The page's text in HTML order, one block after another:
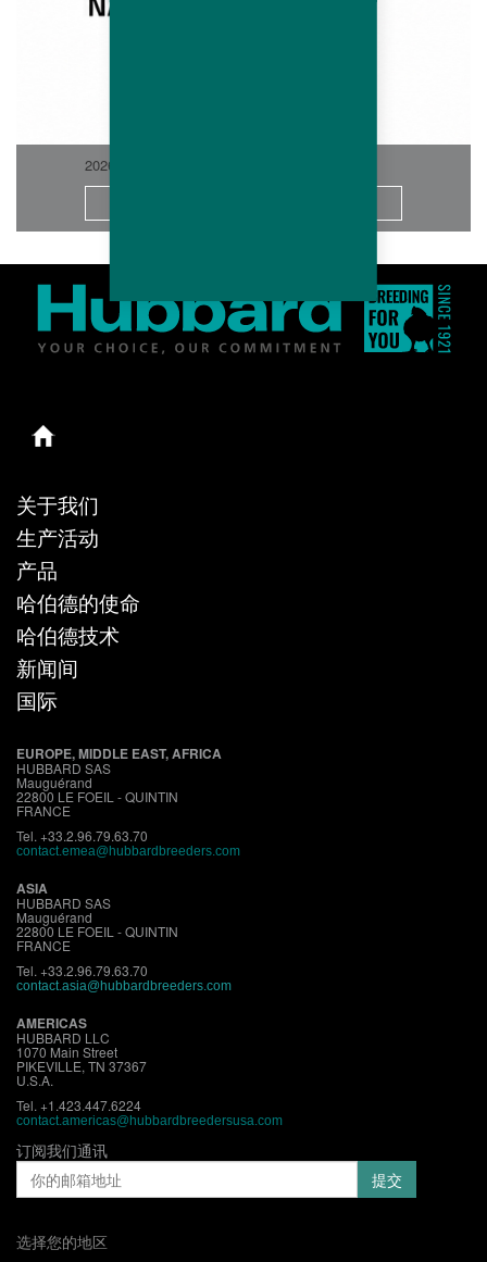
2026-06
关于我们
生产活动
产品
哈伯德的使命
哈伯德技术
新闻间
国际
EUROPE, MIDDLE EAST, AFRICA
HUBBARD SAS
Mauguérand
22800 LE FOEIL - QUINTIN
FRANCE
Tel. +33.2.96.79.63.70
contact.emea@hubbardbreeders.com
ASIA
HUBBARD SAS
Mauguérand
22800 LE FOEIL - QUINTIN
FRANCE
Tel. +33.2.96.79.63.70
contact.asia@hubbardbreeders.com
AMERICAS
HUBBARD LLC
1070 Main Street
PIKEVILLE, TN 37367
U.S.A.
Tel. +1.423.447.6224
contact.americas@hubbardbreedersusa.com
订阅我们通讯
选择您的地区